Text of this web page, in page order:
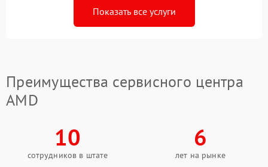
Показать все услуги
Преимущества сервисного центра
AMD
10
сотрудников в штате
6
лет на рынке